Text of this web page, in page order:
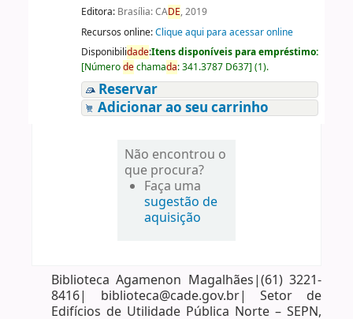
Editora: Brasília: CADE, 2019
Recursos online:Clique aqui para acessar online
Disponibilidade:Itens disponíveis para empréstimo:
[Númerodechamada:341.3787 D637] (1).
Reservar
Adicionar ao seu carrinho
Não encontrou o
que procura?
Faça uma
sugestão de
aquisição
Biblioteca Agamenon Magalhães|(61) 3221-
8416| biblioteca@cade.gov.br| Setor de
Edifícios de Utilidade Pública Norte – SEPN,